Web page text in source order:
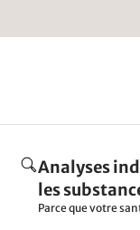
Analyses
les
Parce que votre